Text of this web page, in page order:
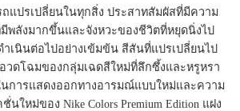
แปรเปลี่ยนในทุกสิ่ง ประสาทสัมผัสที่มีความ
พลังมากขึ้นและจังหวะของชีวิตที่หยุดนิ่งไป
เนินต่อไปอย่างเข้มข้น สีสันที่แปรเปลี่ยนไป
วดโฉมของกลุ่มเฉดสีใหม่ที่ลึกซึ้งและหรูหรา
การแสดงออกทางอารมณ์แบบใหม่และความ
ใหม่ของ Nike Colors Premium Edition แฝง